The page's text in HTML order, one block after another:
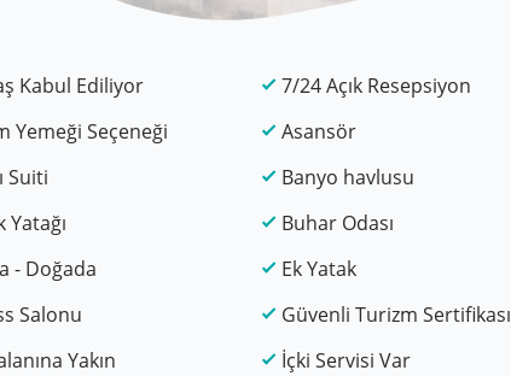
Kabul Ediliyor 7/24 Açık Resepsiyon
Yemeği Seçeneği Asansör
Suiti Banyo havlusu
Yatağı Buhar Odası
- Doğada Ek Yatak
Salonu Güvenli Turizm Sertifikası
Yakın İçki Servisi Var